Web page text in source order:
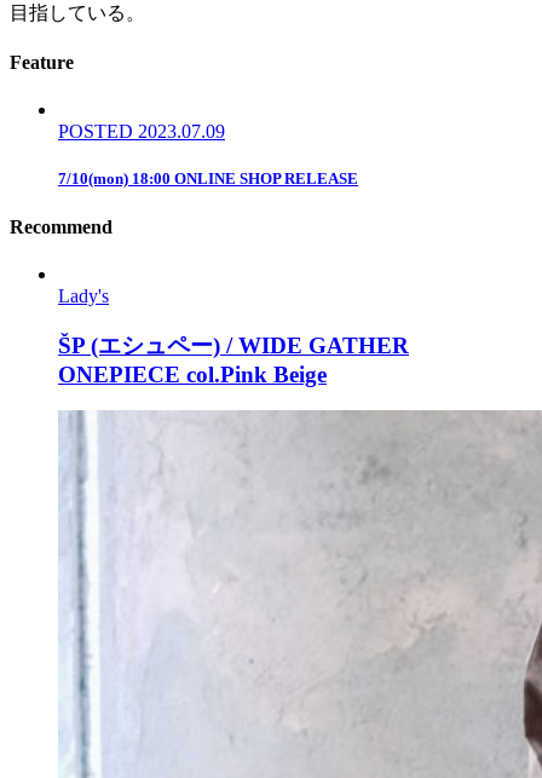
目指している。
Feature
POSTED 2023.07.09
7/10(mon) 18:00 ONLINE SHOP RELEASE
Recommend
Lady's
ŠP (エシュペー) / WIDE GATHER
ONEPIECE col.Pink Beige